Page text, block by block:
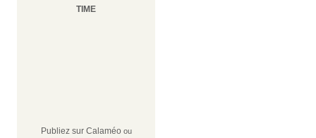
TIME
Publiez sur Calaméo ou